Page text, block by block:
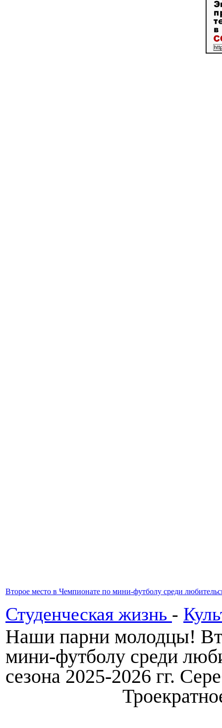
Второе место в Чемпионате по мини-футболу среди
Студенческая жизнь -
Наши парни молодцы!
мини-футболу среди
сезона 2025-2026 гг.